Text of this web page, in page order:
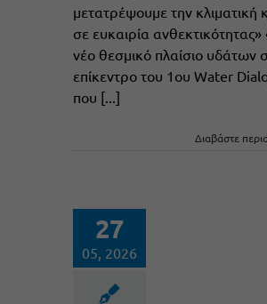
μετατρέψουμε την κλιματική
σε ευκαιρία ανθεκτικότητας»
νέο θεσμικό πλαίσιο υδάτων
επίκεντρο του 1ου Water
που [...]
Διαβάστε
27
05, 2026